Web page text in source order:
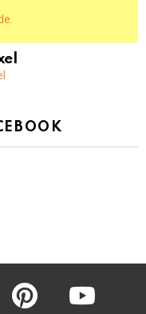
pinterest youtube